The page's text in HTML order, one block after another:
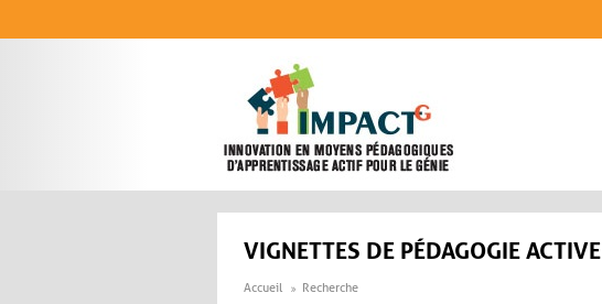
VIGNETTES DE PÉDAGOGIE ACTIVE
Accueil Recherche